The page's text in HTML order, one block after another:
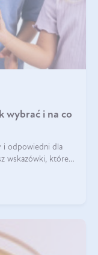
wybrać i na co
i odpowiedni dla
wskazówki, które